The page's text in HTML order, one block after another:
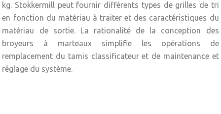
kg. Stokkermill peut fournir différents types de grilles de tri
en fonction du matériau à traiter et des caractéristiques du
matériau de sortie. La rationalité de la conception des
broyeurs à marteaux simplifie les opérations de
remplacement du tamis classificateur et de maintenance et
réglage du système.